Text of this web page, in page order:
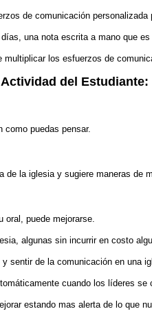
de comunicación
una nota escrita a mano que
los esfuerzos de
Actividad del
como puedas pensar.
la iglesia y sugiere maneras de
oral, puede mejorarse.
algunas sin incurrir en costo
sentir de la comunicación en una
cuando los líderes se
estando mas alerta de lo que